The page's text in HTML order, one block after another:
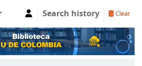
Search history Clear